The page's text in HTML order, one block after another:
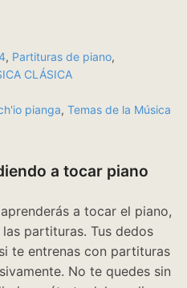
, Partituras de piano,
CLÁSICA
pianga, Temas de la Música
a tocar piano
a tocar el piano,
partituras. Tus dedos
te entrenas con partituras
No te quedes sin